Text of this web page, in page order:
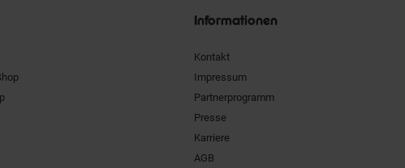
Informationen
Kontakt
Impressum
Partnerprogramm
Presse
Karriere
AGB